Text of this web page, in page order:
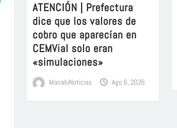
ATENCIÓN | Prefectura
dice que los valores de
cobro que aparecían en
CEMVial solo eran
«simulaciones»
ManabiNoticias Ago 6, 2026